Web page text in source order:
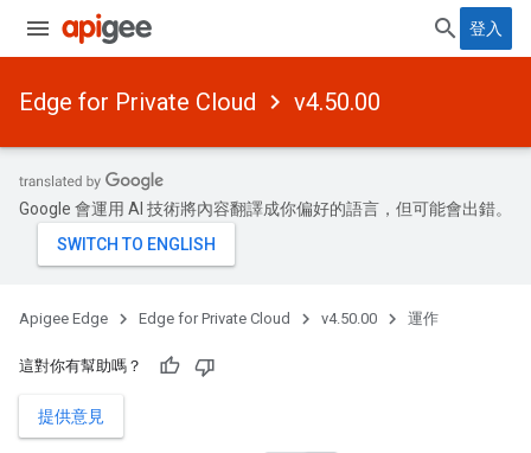
登入
Edge for Private Cloud v4.50.00
Google 會運用 AI 技術將內容翻譯成你偏好的語言，但可能會出錯。
Apigee Edge Edge for Private Cloud v4.50.00 運作
這對你有幫助嗎？
提供意見